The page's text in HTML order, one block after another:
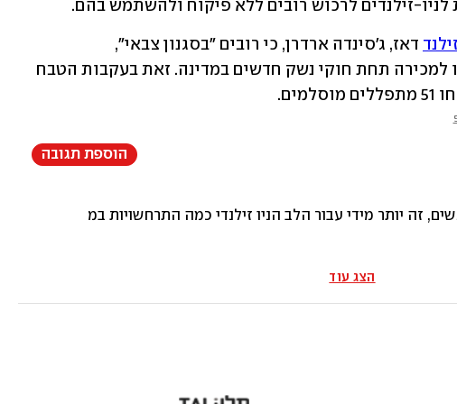
זילנדים לרכוש רובים ללא פיקוח ולהשתמש בהם.
הוספת תגובה
נשים, זה יותר מידי עבור הלב הניו זילנדי כמה התרחשויות
הצג עוד